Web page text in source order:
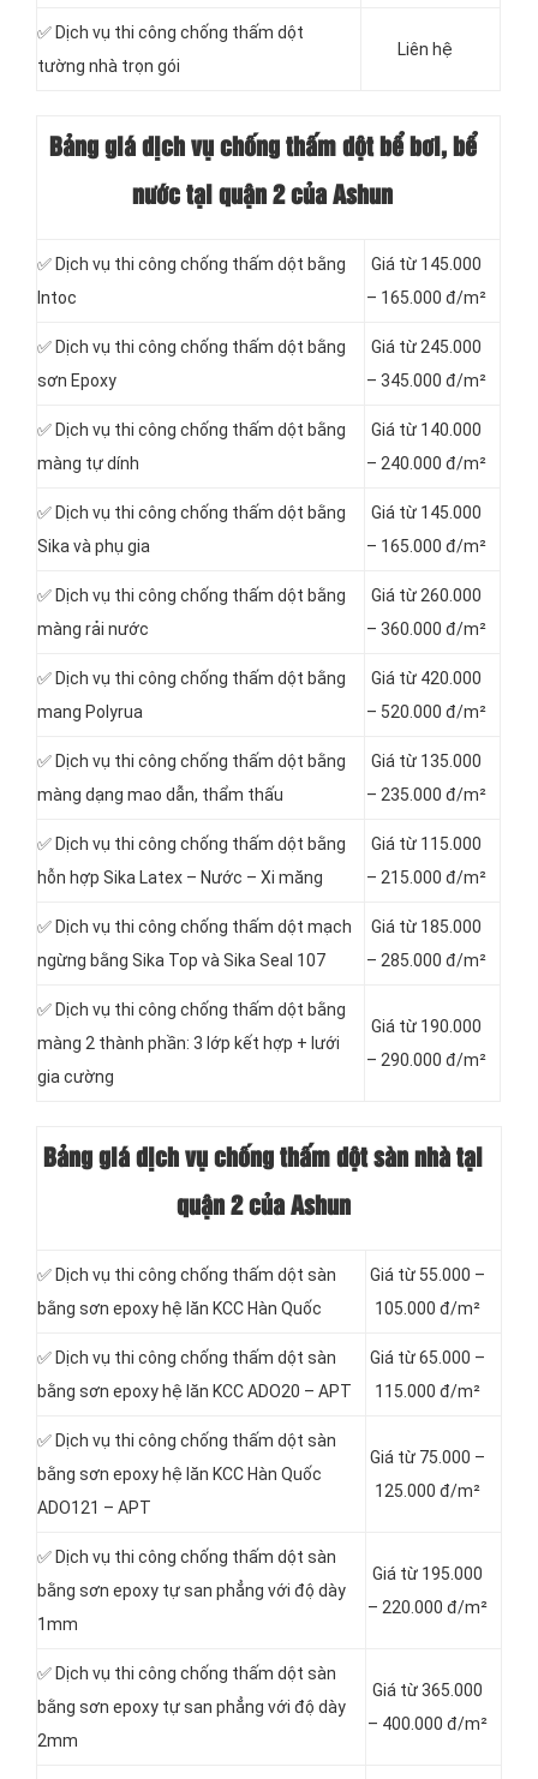
✅ Dịch vụ thi công chống thấm dột
tường nhà trọn gói
Liên hệ
Bảng giá dịch vụ chống thấm dột bể bơi, bể
nước tại quận 2 của Ashun
✅ Dịch vụ thi công chống thấm dột bằng
Intoc
Giá từ 145.000
– 165.000 đ/m²
✅ Dịch vụ thi công chống thấm dột bằng
sơn Epoxy
Giá từ 245.000
– 345.000 đ/m²
✅ Dịch vụ thi công chống thấm dột bằng
màng tự dính
Giá từ 140.000
– 240.000 đ/m²
✅ Dịch vụ thi công chống thấm dột bằng
Sika và phụ gia
Giá từ 145.000
– 165.000 đ/m²
✅ Dịch vụ thi công chống thấm dột bằng
màng rải nước
Giá từ 260.000
– 360.000 đ/m²
✅ Dịch vụ thi công chống thấm dột bằng
mang Polyrua
Giá từ 420.000
– 520.000 đ/m²
✅ Dịch vụ thi công chống thấm dột bằng
màng dạng mao dẫn, thẩm thấu
Giá từ 135.000
– 235.000 đ/m²
✅ Dịch vụ thi công chống thấm dột bằng
hỗn hợp Sika Latex – Nước – Xi măng
Giá từ 115.000
– 215.000 đ/m²
✅ Dịch vụ thi công chống thấm dột mạch
ngừng bằng Sika Top và Sika Seal 107
Giá từ 185.000
– 285.000 đ/m²
✅ Dịch vụ thi công chống thấm dột bằng
màng 2 thành phần: 3 lớp kết hợp + lưới
gia cường
Giá từ 190.000
– 290.000 đ/m²
Bảng giá dịch vụ chống thấm dột sàn nhà tại
quận 2 của Ashun
✅ Dịch vụ thi công chống thấm dột sàn
bằng sơn epoxy hệ lăn KCC Hàn Quốc
Giá từ 55.000 –
105.000 đ/m²
✅ Dịch vụ thi công chống thấm dột sàn
bằng sơn epoxy hệ lăn KCC ADO20 – APT
Giá từ 65.000 –
115.000 đ/m²
✅ Dịch vụ thi công chống thấm dột sàn
bằng sơn epoxy hệ lăn KCC Hàn Quốc
ADO121 – APT
Giá từ 75.000 –
125.000 đ/m²
✅ Dịch vụ thi công chống thấm dột sàn
bằng sơn epoxy tự san phẳng với độ dày
1mm
Giá từ 195.000
– 220.000 đ/m²
✅ Dịch vụ thi công chống thấm dột sàn
bằng sơn epoxy tự san phẳng với độ dày
2mm
Giá từ 365.000
– 400.000 đ/m²